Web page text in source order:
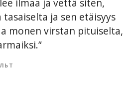
ilmaa ja vettä siten,
ja sen etäisyys
monen virstan pituiselta,